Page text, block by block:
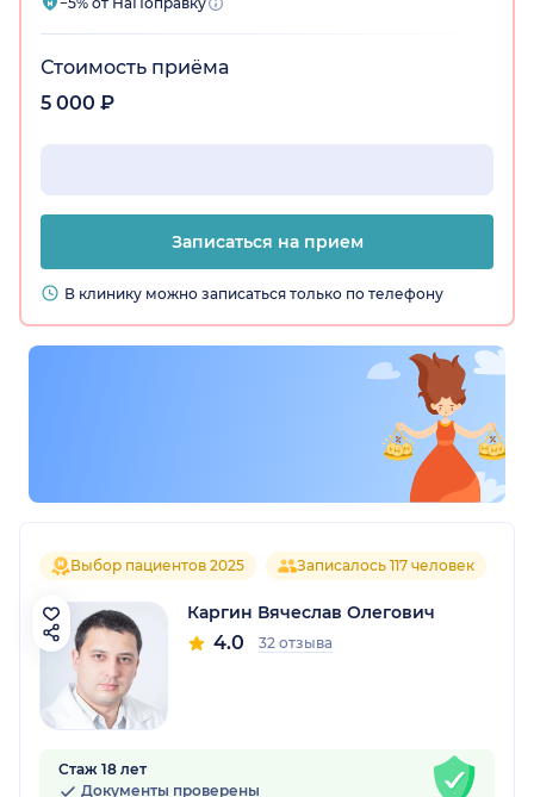
Стоимость приёма
5 000 ₽
Записаться на прием
В клинику можно записаться только по телефону
Выбор пациентов 2025 Записалось 117 человек
Каргин Вячеслав Олегович
4.0 32 отзыва
Стаж 18 лет
Документы проверены